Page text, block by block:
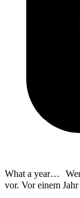
What a year…
vor. Vor einem